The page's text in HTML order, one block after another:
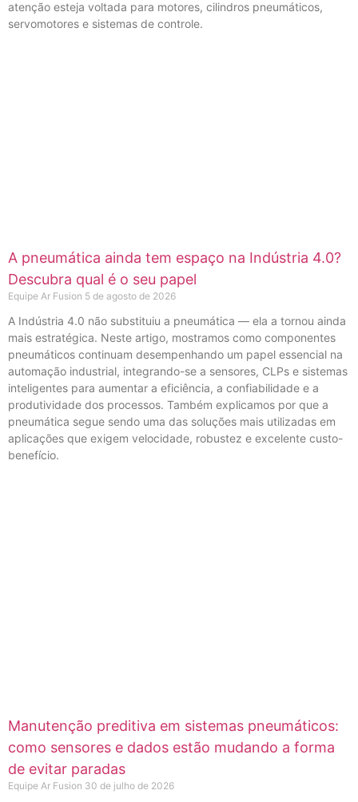
atenção esteja voltada para motores, cilindros pneumáticos,
servomotores e sistemas de controle.
A pneumática ainda tem espaço na Indústria 4.0?
Descubra qual é o seu papel
Equipe Ar Fusion 5 de agosto de 2026
A Indústria 4.0 não substituiu a pneumática — ela a tornou ainda
mais estratégica. Neste artigo, mostramos como componentes
pneumáticos continuam desempenhando um papel essencial na
automação industrial, integrando-se a sensores, CLPs e sistemas
inteligentes para aumentar a eficiência, a confiabilidade e a
produtividade dos processos. Também explicamos por que a
pneumática segue sendo uma das soluções mais utilizadas em
aplicações que exigem velocidade, robustez e excelente custo-
benefício.
Manutenção preditiva em sistemas pneumáticos:
como sensores e dados estão mudando a forma
de evitar paradas
Equipe Ar Fusion 30 de julho de 2026